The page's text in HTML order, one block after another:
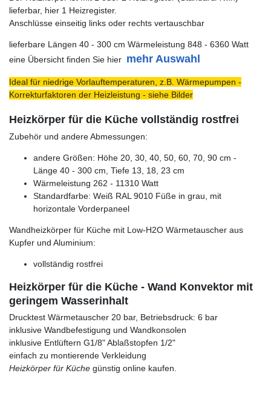
lieferbar, hier 1 Heizregister.
Anschlüsse einseitig links oder rechts vertauschbar
lieferbare Längen 40 - 300 cm Wärmeleistung 848 - 6360 Watt
eine Übersicht finden Sie hier mehr Auswahl
Ideal für niedrige Vorlauftemperaturen, z.B. Wärmepumpen -
Korrekturfaktoren der Heizleistung - siehe Bilder
Heizkörper für die Küche vollständig rostfrei
Zubehör und andere Abmessungen:
andere Größen: Höhe 20, 30, 40, 50, 60, 70, 90 cm -
Länge 40 - 300 cm, Tiefe 13, 18, 23 cm
Wärmeleistung 262 - 11310 Watt
Standardfarbe: Weiß RAL 9010 Füße in grau, mit
horizontale Vorderpaneel
Wandheizkörper für Küche mit Low-H2O Wärmetauscher aus
Kupfer und Aluminium:
vollständig rostfrei
Heizkörper für die Küche - Wand Konvektor mit
geringem Wasserinhalt
Drucktest Wärmetauscher 20 bar, Betriebsdruck: 6 bar
inklusive Wandbefestigung und Wandkonsolen
inklusive Entlüftern G1/8" Ablaßstopfen 1/2"
einfach zu montierende Verkleidung
Heizkörper für Küche günstig online kaufen.